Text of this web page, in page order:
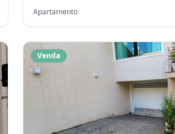
Apartamento
Venda